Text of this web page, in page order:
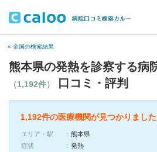
« 全国の検索結果
熊本県の発熱を診察する病
（1,192件） 口コミ・評判
1,192件の医療機関が見つかりました
エリア・駅
熊本県
症状
発熱